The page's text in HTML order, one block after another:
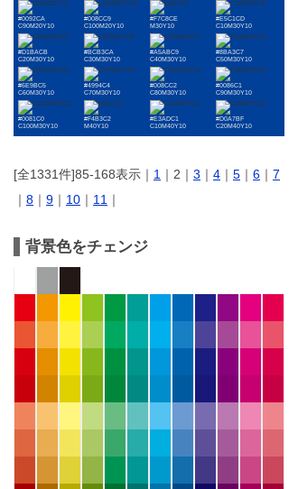
#0092CA
C90M20Y10
#008CC9
C100M20Y10
#F7C8CE
M30Y10
#E5C1CD
C10M30Y10
#D1BACB
C20M30Y10
#BCB3CA
C30M30Y10
#A5ABC9
C40M30Y10
#8BA3C7
C50M30Y10
#6E9BC5
C60M30Y10
#4994C4
C70M30Y10
#008CC2
C80M30Y10
#0086C1
C90M30Y10
#0081C0
C100M30Y10
#F4B3C2
M40Y10
#E3ADC1
C10M40Y10
#D0A7BF
C20M40Y10
[全1331件]85-168表示｜ 1 ｜2｜ 3 ｜ 4 ｜ 5 ｜ 6 ｜ 7
｜ 8 ｜ 9 ｜ 10 ｜ 11 ｜
背景色をチェンジ